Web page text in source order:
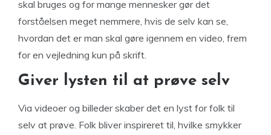
skal bruges og for mange mennesker gør det
forståelsen meget nemmere, hvis de selv kan se,
hvordan det er man skal gøre igennem en video, frem
for en vejledning kun på skrift.
Giver lysten til at prøve selv
Via videoer og billeder skaber det en lyst for folk til
selv at prøve. Folk bliver inspireret til, hvilke smykker